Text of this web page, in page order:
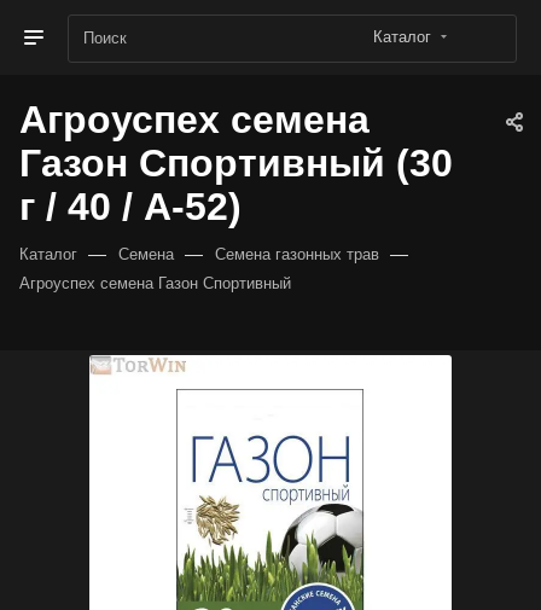
Каталог
Агроуспех семена
Газон Спортивный (30
г / 40 / А-52)
Каталог — Семена — Семена газонных трав —
Агроуспех семена Газон Спортивный